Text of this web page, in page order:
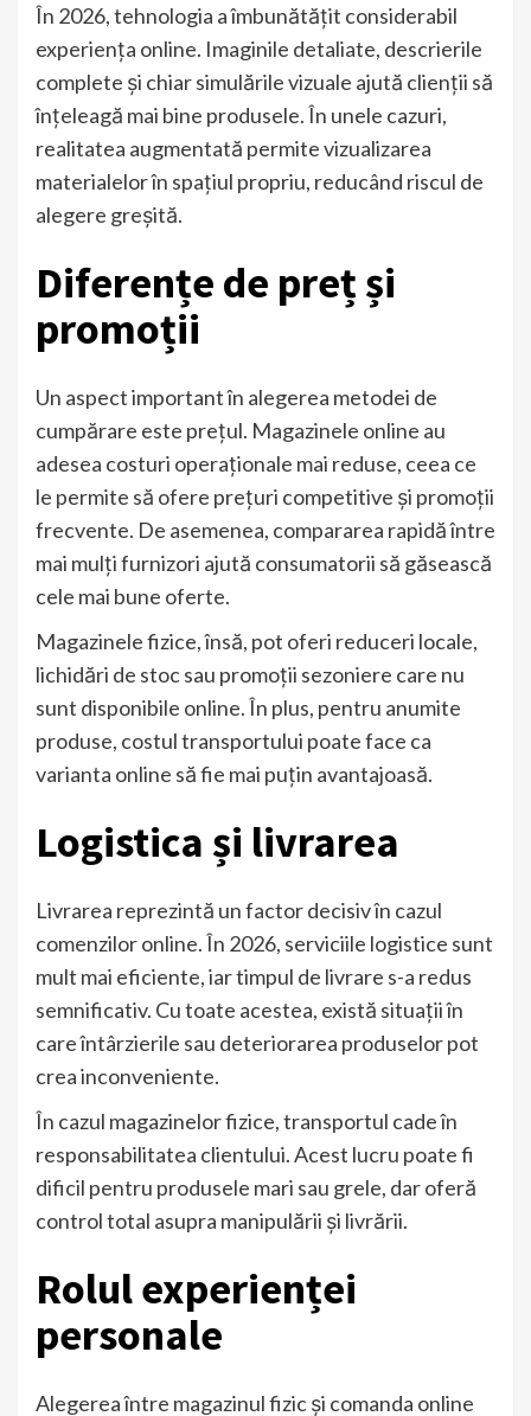
În 2026, tehnologia a îmbunătățit considerabil
experiența online. Imaginile detaliate, descrierile
complete și chiar simulările vizuale ajută clienții să
înțeleagă mai bine produsele. În unele cazuri,
realitatea augmentată permite vizualizarea
materialelor în spațiul propriu, reducând riscul de
alegere greșită.
Diferențe de preț și
promoții
Un aspect important în alegerea metodei de
cumpărare este prețul. Magazinele online au
adesea costuri operaționale mai reduse, ceea ce
le permite să ofere prețuri competitive și promoții
frecvente. De asemenea, compararea rapidă între
mai mulți furnizori ajută consumatorii să găsească
cele mai bune oferte.
Magazinele fizice, însă, pot oferi reduceri locale,
lichidări de stoc sau promoții sezoniere care nu
sunt disponibile online. În plus, pentru anumite
produse, costul transportului poate face ca
varianta online să fie mai puțin avantajoasă.
Logistica și livrarea
Livrarea reprezintă un factor decisiv în cazul
comenzilor online. În 2026, serviciile logistice sunt
mult mai eficiente, iar timpul de livrare s-a redus
semnificativ. Cu toate acestea, există situații în
care întârzierile sau deteriorarea produselor pot
crea inconveniente.
În cazul magazinelor fizice, transportul cade în
responsabilitatea clientului. Acest lucru poate fi
dificil pentru produsele mari sau grele, dar oferă
control total asupra manipulării și livrării.
Rolul experienței
personale
Alegerea între magazinul fizic și comanda online